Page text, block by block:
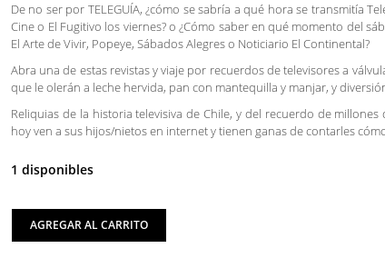
De no ser por TELEGUÍA, ¿cómo se sabría a qué hora se transmitía
Cine o El Fugitivo los viernes? o ¿Cómo saber en qué momento del
El Arte de Vivir, Popeye, Sábados Alegres o Noticiario El Continental?
Abra una de estas revistas y viaje por recuerdos de televisores a
que le olerán a leche hervida, pan con mantequilla y manjar, y
Reliquias de la historia televisiva de Chile, y del recuerdo de
hoy ven a sus hijos/nietos en internet y tienen ganas de contarles
1 disponibles
AGREGAR AL CARRITO